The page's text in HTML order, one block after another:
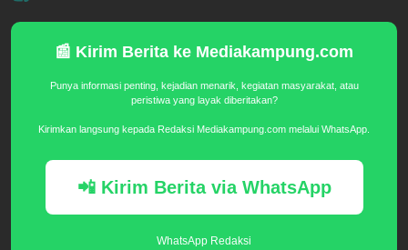
📰 Kirim Berita ke Mediakampung.com
Punya informasi penting, kejadian menarik, kegiatan masyarakat, atau
peristiwa yang layak diberitakan?
Kirimkan langsung kepada Redaksi Mediakampung.com melalui WhatsApp.
📲 Kirim Berita via WhatsApp
WhatsApp Redaksi